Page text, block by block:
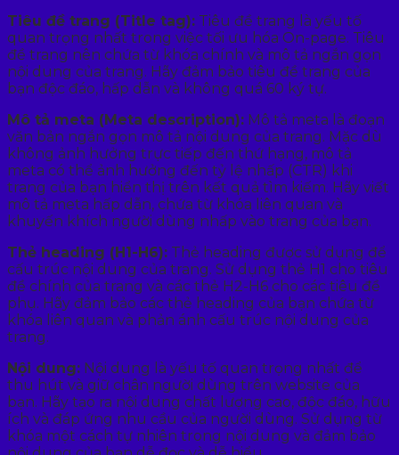
Tiêu đề trang (Title tag): Tiêu đề trang là yếu tố
quan trọng nhất trong việc tối ưu hóa On-page. Tiêu
đề trang nên chứa từ khóa chính và mô tả ngắn gọn
nội dung của trang. Hãy đảm bảo tiêu đề trang của
bạn độc đáo, hấp dẫn và không quá 60 ký tự.
Mô tả meta (Meta description): Mô tả meta là đoạn
văn bản ngắn gọn mô tả nội dung của trang. Mặc dù
không ảnh hưởng trực tiếp đến thứ hạng, mô tả
meta có thể ảnh hưởng đến tỷ lệ nhấp (CTR) khi
trang của bạn hiển thị trên kết quả tìm kiếm. Hãy viết
mô tả meta hấp dẫn, chứa từ khóa liên quan và
khuyến khích người dùng nhấp vào trang của bạn.
Thẻ heading (H1-H6): Thẻ heading được sử dụng để
cấu trúc nội dung của trang. Sử dụng thẻ H1 cho tiêu
đề chính của trang và các thẻ H2-H6 cho các tiêu đề
phụ. Hãy đảm bảo các thẻ heading của bạn chứa từ
khóa liên quan và phản ánh cấu trúc nội dung của
trang.
Nội dung: Nội dung là yếu tố quan trọng nhất để
thu hút và giữ chân người dùng trên website của
bạn. Hãy tạo ra nội dung chất lượng cao, độc đáo, hữu
ích và đáp ứng nhu cầu của người dùng. Sử dụng từ
khóa một cách tự nhiên trong nội dung và đảm bảo